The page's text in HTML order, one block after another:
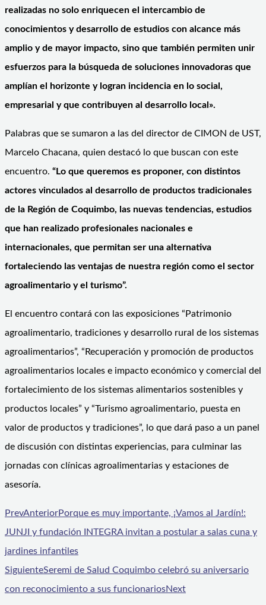
realizadas no solo enriquecen el intercambio de
conocimientos y desarrollo de estudios con alcance más
amplio y de mayor impacto, sino que también permiten unir
esfuerzos para la búsqueda de soluciones innovadoras que
amplían el horizonte y logran incidencia en lo social,
empresarial y que contribuyen al desarrollo local».
Palabras que se sumaron a las del director de CIMON de UST,
Marcelo Chacana, quien destacó lo que buscan con este
encuentro. “Lo que queremos es proponer, con distintos
actores vinculados al desarrollo de productos tradicionales
de la Región de Coquimbo, las nuevas tendencias, estudios
que han realizado profesionales nacionales e
internacionales, que permitan ser una alternativa
fortaleciendo las ventajas de nuestra región como el sector
agroalimentario y el turismo”.
El encuentro contará con las exposiciones “Patrimonio
agroalimentario, tradiciones y desarrollo rural de los sistemas
agroalimentarios”, “Recuperación y promoción de productos
agroalimentarios locales e impacto económico y comercial del
fortalecimiento de los sistemas alimentarios sostenibles y
productos locales” y “Turismo agroalimentario, puesta en
valor de productos y tradiciones”, lo que dará paso a un panel
de discusión con distintas experiencias, para culminar las
jornadas con clínicas agroalimentarias y estaciones de
asesoría.
PrevAnteriorPorque es muy importante, ¡Vamos al Jardín!:
JUNJI y fundación INTEGRA invitan a postular a salas cuna y
jardines infantiles
SiguienteSeremi de Salud Coquimbo celebró su aniversario
con reconocimiento a sus funcionariosNext